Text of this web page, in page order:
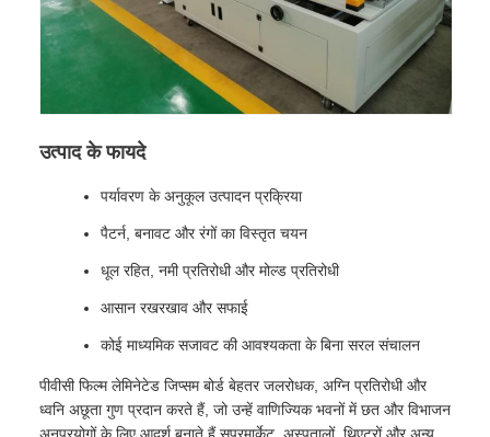
उत्पाद के फायदे
पर्यावरण के अनुकूल उत्पादन प्रक्रिया
पैटर्न, बनावट और रंगों का विस्तृत चयन
धूल रहित, नमी प्रतिरोधी और मोल्ड प्रतिरोधी
आसान रखरखाव और सफाई
कोई माध्यमिक सजावट की आवश्यकता के बिना सरल संचालन
पीवीसी फिल्म लेमिनेटेड जिप्सम बोर्ड बेहतर जलरोधक, अग्नि प्रतिरोधी और
ध्वनि अछूता गुण प्रदान करते हैं, जो उन्हें वाणिज्यिक भवनों में छत और विभाजन